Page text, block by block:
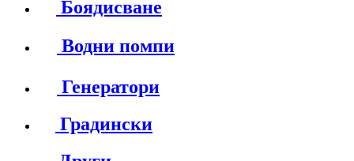
Боядисване
Водни помпи
Генератори
Градински